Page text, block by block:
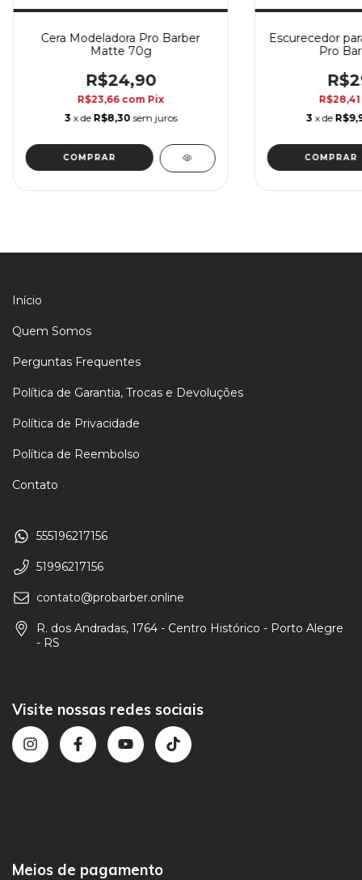
Cera Modeladora Pro Barber
Matte 70g
R$24,90
R$23,66 com Pix
3 x de R$8,30 sem juros
Escurecedor
Pro
R$28,41
3 x de
Início
Quem Somos
Perguntas Frequentes
Política de Garantia, Trocas e Devoluções
Política de Privacidade
Política de Reembolso
Contato
555196217156
51996217156
contato@probarber.online
R. dos Andradas, 1764 - Centro Histórico - Porto Alegre
- RS
Visite nossas redes sociais
Meios de pagamento